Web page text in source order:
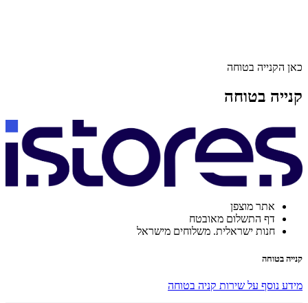
כאן הקנייה בטוחה
קנייה בטוחה
אתר מוצפן
דף התשלום מאובטח
חנות ישראלית. משלוחים מישראל
קנייה בטוחה
מידע נוסף על שירות קניה בטוחה